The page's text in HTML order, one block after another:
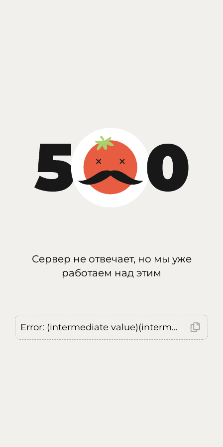
Сервер не отвечает, но мы уже
работаем над этим
Error: (intermediate value)(intermediate value)(intermediate value).replaceAll is not a function